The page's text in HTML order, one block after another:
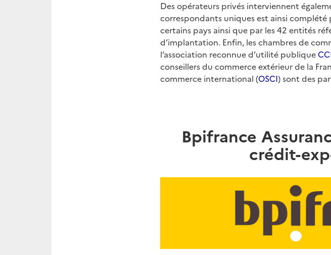
Des opérateurs privés interviennent
correspondants uniques est ainsi complété
certains pays ainsi que par les 42 entités
d’implantation. Enfin, les chambres de
l’association reconnue d’utilité publique
conseillers du commerce extérieur de la
commerce international (OSCI) sont des
Bpifrance
crédit-